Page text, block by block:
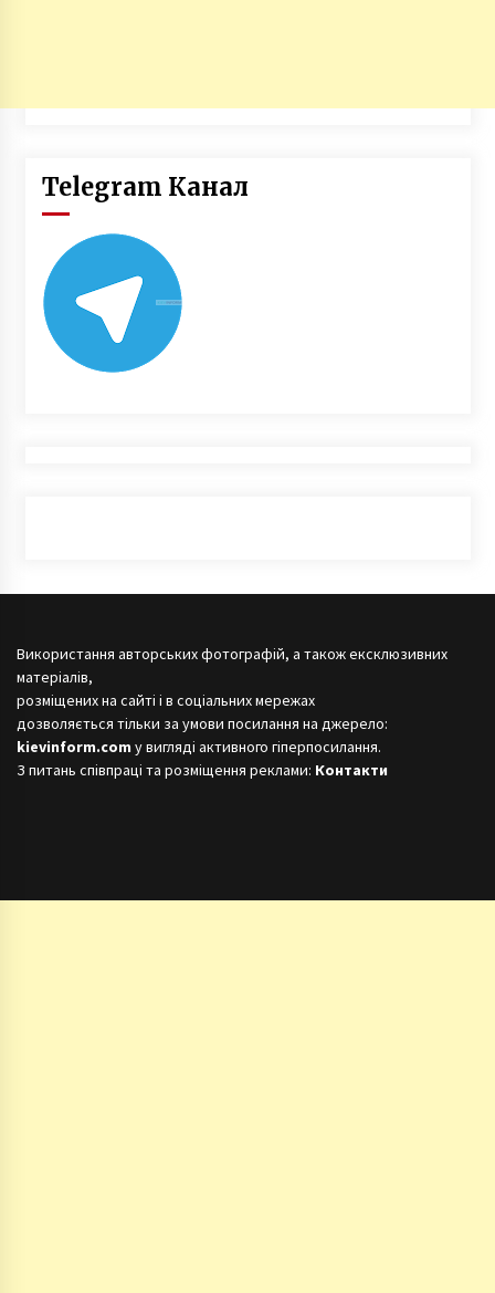
Telegram Канал
Використання авторських фотографій, а також ексклюзивних
матеріалів,
розміщених на сайті і в соціальних мережах
дозволяється тільки за умови посилання на джерело:
kievinform.com у вигляді активного гіперпосилання.
З питань співпраці та розміщення реклами: Контакти